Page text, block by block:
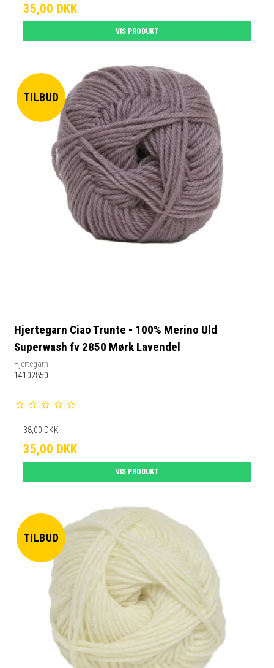
35,00 DKK
VIS PRODUKT
TILBUD
Hjertegarn Ciao Trunte - 100% Merino Uld
Superwash fv 2850 Mørk Lavendel
Hjertegarn
14102850
38,00 DKK
35,00 DKK
VIS PRODUKT
TILBUD